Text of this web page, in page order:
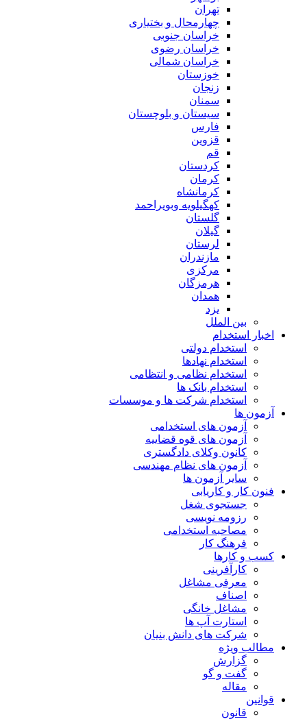
تهران
چهارمحال و بختیاری
خراسان جنوبی
خراسان رضوی
خراسان شمالی
خوزستان
زنجان
سمنان
سیستان و بلوچستان
فارس
قزوین
قم
کردستان
کرمان
کرمانشاه
کهگیلویه وبویراحمد
گلستان
گیلان
لرستان
مازندران
مرکزی
هرمزگان
همدان
یزد
بین الملل
اخبار استخدام
استخدام دولتی
استخدام نهادها
استخدام نظامی و انتظامی
استخدام بانک ها
استخدام شرکت ها و موسسات
آزمون ها
آزمون های استخدامی
آزمون های قوه قضاییه
کانون وکلای دادگستری
آزمون های نظام مهندسی
سایر آزمون ها
فنون کار و کاریابی
جستجوی شغل
رزومه نویسی
مصاحبه استخدامی
فرهنگ کار
کسب و کارها
کارآفرینی
معرفی مشاغل
اصناف
مشاغل خانگی
استارت آپ ها
شرکت های دانش بنیان
مطالب ویژه
گزارش
گفت و گو
مقاله
قوانین
قانون